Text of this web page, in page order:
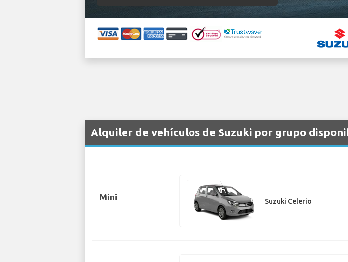
Alquiler de vehículos de Suzuki por grupo
Mini Suzuki Celerio